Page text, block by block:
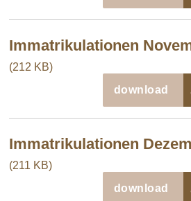
Immatrikulationen
(212 KB)
download
Immatrikulationen
(211 KB)
download